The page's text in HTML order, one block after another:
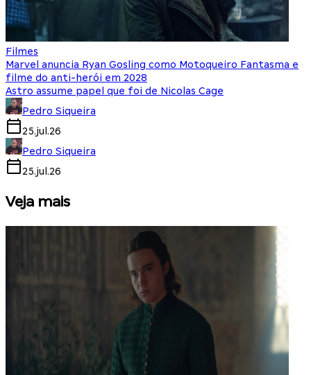
Filmes
Marvel anuncia Ryan Gosling como Motoqueiro Fantasma e
filme do anti-herói em 2028
Astro assume papel que foi de Nicolas Cage
Pedro Siqueira
25.jul.26
Pedro Siqueira
25.jul.26
Veja mais